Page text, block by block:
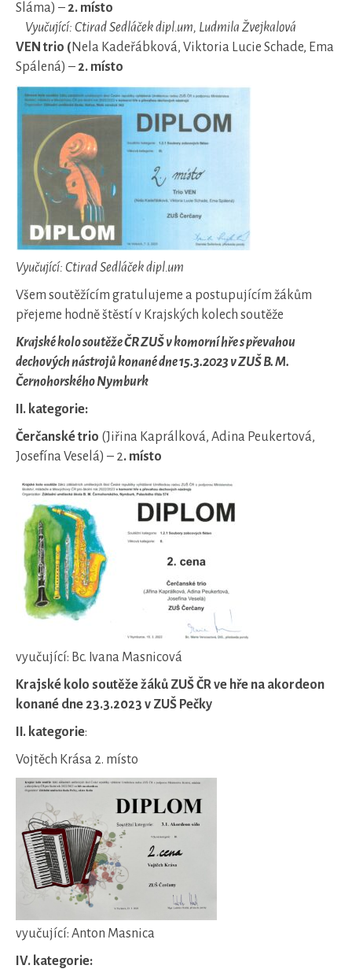
Sláma) – 2. místo
Vyučující: Ctirad Sedláček dipl.um, Ludmila Žvejkalová
VEN trio ( Nela Kadeřábková, Viktoria Lucie Schade, Ema
Spálená) – 2. místo
Vyučující: Ctirad Sedláček dipl.um
Všem soutěžícím gratulujeme a postupujícím žákům
přejeme hodně štěstí v Krajských kolech soutěže
Krajské kolo soutěže ČR ZUŠ v komorní hře s převahou
dechových nástrojů konané dne 15.3.2023 v ZUŠ B. M.
Černohorského Nymburk
II. kategorie:
Čerčanské trio (Jiřina Kaprálková, Adina Peukertová,
Josefína Veselá) – 2. místo
vyučující: Bc. Ivana Masnicová
Krajské kolo soutěže žáků ZUŠ ČR ve hře na akordeon
konané dne 23.3.2023 v ZUŠ Pečky
II. kategorie:
Vojtěch Krása 2. místo
vyučující: Anton Masnica
IV. kategorie: